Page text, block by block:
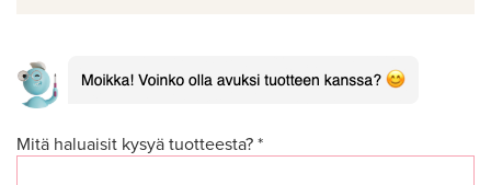
Mitä haluaisit kysyä tuotteesta? *